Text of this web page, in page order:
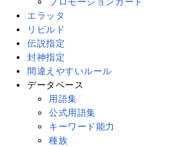
エラッタ
リビルド
伝説指定
封神指定
間違えやすいルール
データベース
用語集
公式用語集
キーワード能力
種族